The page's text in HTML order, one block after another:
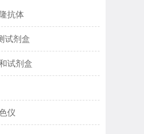
抗体
试剂盒
试剂盒
仪